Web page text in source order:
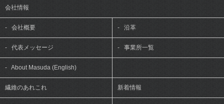
会社情報
- 会社概要 - 沿革
- 代表メッセージ - 事業所一覧
- About Masuda (English)
繊維のあれこれ 新着情報